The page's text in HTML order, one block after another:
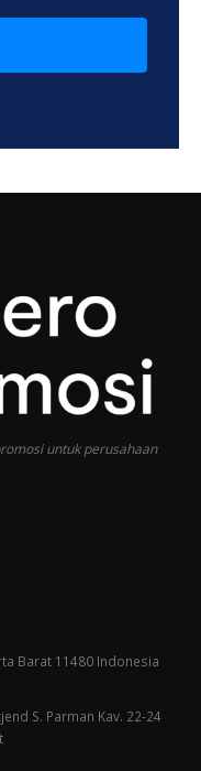
untuk perusahaan
Barat 11480 Indonesia
S. Parman Kav. 22-24